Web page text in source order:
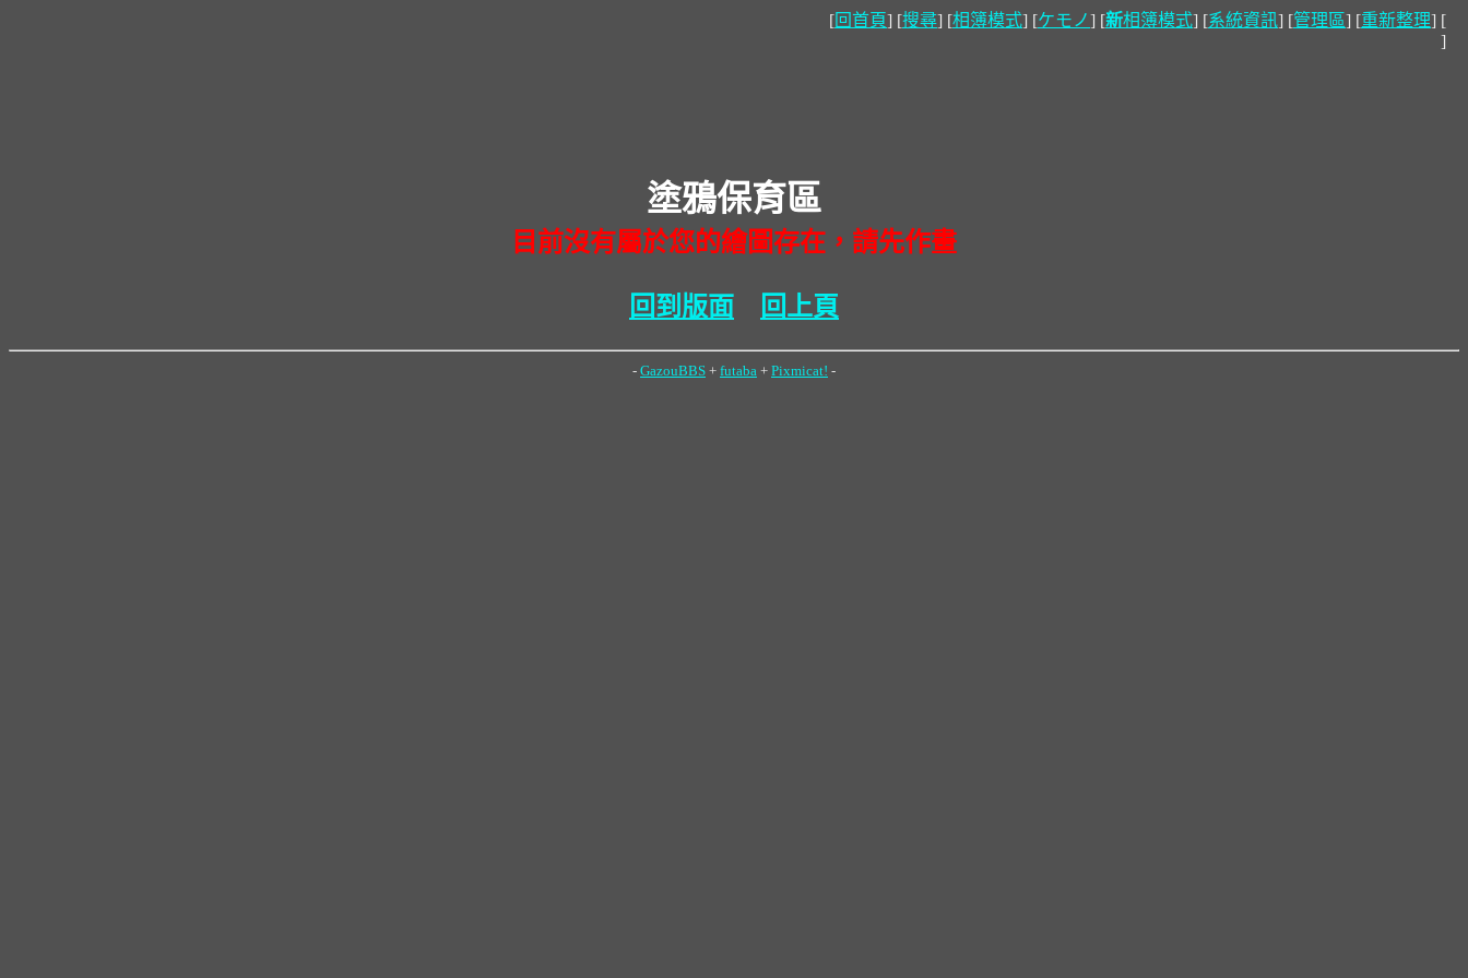
[回首頁] [搜尋] [相簿模式] [ケモノ] [新相簿模式] [系統資訊] [管理區] [重新整理] [
]
塗鴉保育區
目前沒有屬於您的繪圖存在，請先作畫
回到版面 回上頁
- GazouBBS + futaba + Pixmicat! -